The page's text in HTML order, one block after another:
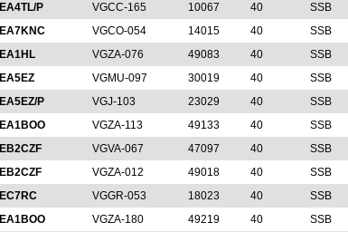
EA4TL/P
VGCC-165 10067 40 SSB
EA7KNC
VGCO-054 14015 40 SSB
EA1HL
VGZA-076 49083 40 SSB
EA5EZ
VGMU-097 30019 40 SSB
EA5EZ/P
VGJ-103 23029 40 SSB
EA1BOO
VGZA-113 49133 40 SSB
EB2CZF
VGVA-067 47097 40 SSB
EB2CZF
VGZA-012 49018 40 SSB
EC7RC
VGGR-053 18023 40 SSB
EA1BOO
VGZA-180 49219 40 SSB